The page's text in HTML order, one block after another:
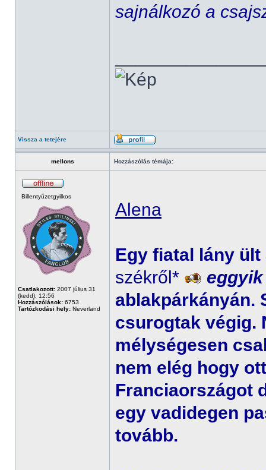
sajnálkozó a
Vissza a tetejére
mellons Hozzászólás témája:
Billentyűzetgyilkos
Csatlakozott: 2007 július 31
(kedd), 12:56
Hozzászólások: 6753
Tartózkodási hely: Neverland
Alena
Egy fiatal lány
székről*
eggyik
ablakpárkányán.
csurogtak végig.
mélységesen
nem elég hogy
Franciaországot
egy vadidegen
tovább.